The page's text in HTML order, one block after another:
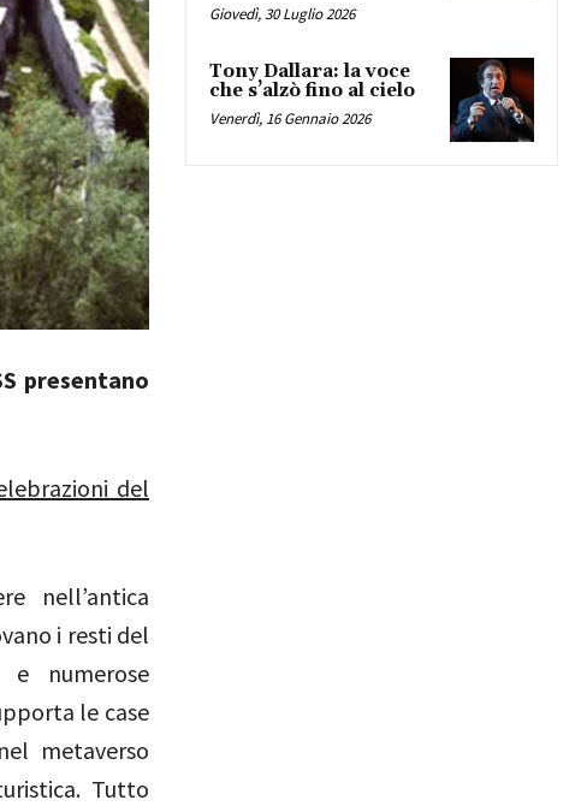
presentano
del
nell’antica
i resti del
numerose
le case
metaverso
Tutto
Giovedì, 30 Luglio 2026
Tony Dallara: la voce
che s’alzò fino al cielo
Venerdì, 16 Gennaio 2026